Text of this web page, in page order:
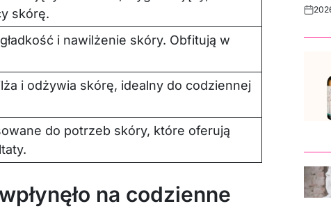
skórę.
i nawilżenie skóry. Obfitują w
i odżywia skórę, idealny do codziennej
do potrzeb skóry, które oferują
na codzienne
Post